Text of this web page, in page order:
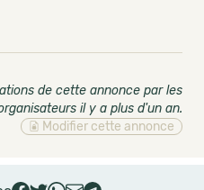
de cette annonce par les
il y a plus d'un an.
Modifier cette annonce